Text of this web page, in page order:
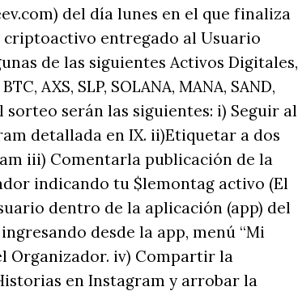
del día lunes en el que finaliza
criptoactivo entregado al Usuario
de las siguientes Activos Digitales,
AXS, SLP, SOLANA, MANA, SAND,
sorteo serán las siguientes: i) Seguir al
detallada en IX. ii)Etiquetar a dos
iii) Comentarla publicación de la
indicando tu $lemontag activo (El
dentro de la aplicación (app) del
desde la app, menú “Mi
Organizador. iv) Compartir la
en Instagram y arrobar la